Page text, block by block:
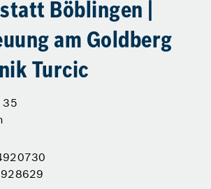
Böblingen |
am Goldberg
Turcic
35